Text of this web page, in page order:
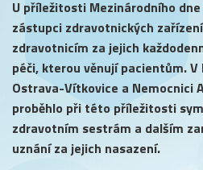
U příležitosti Mezinárodního dne
zástupci zdravotnických zařízení
zdravotnicím za jejich
péči, kterou věnují pacientům. V
Ostrava-Vítkovice a Nemocnici
proběhlo při této příležitosti
zdravotním sestrám a dalším
uznání za jejich nasazení.